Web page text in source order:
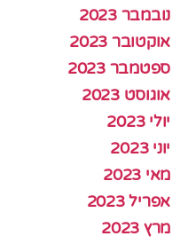
נובמבר 2023
אוקטובר 2023
ספטמבר 2023
אוגוסט 2023
יולי 2023
יוני 2023
מאי 2023
אפריל 2023
מרץ 2023